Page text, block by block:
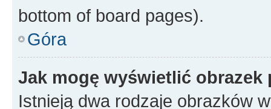
bottom of board pages).
Góra
Jak mogę wyświetlić
Istnieją dwa rodzaje obrazków